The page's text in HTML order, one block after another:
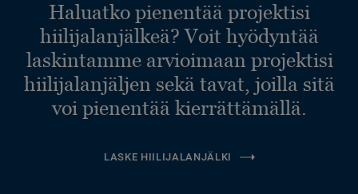
Haluatko pienentää projektisi
hiilijalanjälkeä? Voit hyödyntää
laskintamme arvioimaan projektisi
hiilijalanjäljen sekä tavat, joilla sitä
voi pienentää kierrättämällä.
LASKE HIILIJALANJÄLKI